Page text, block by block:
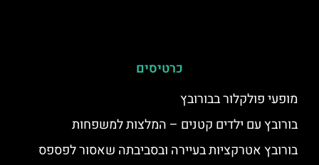
כרטיסים
מופעי פולקלור בבורובץ
בורובץ עם ילדים קטנים – המלצות למשפחות
בורובץ אטרקציות בעיירה ובסביבתה שאסור לפספס